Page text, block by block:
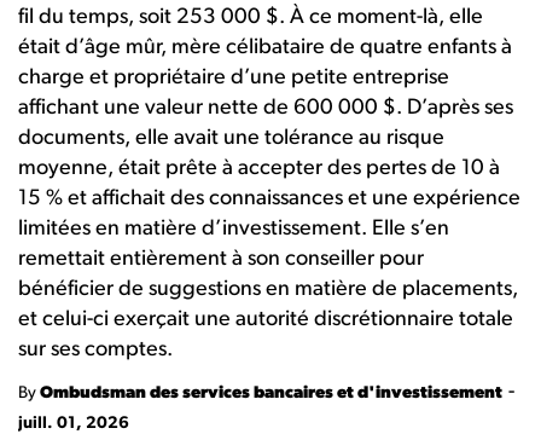
fil du temps, soit 253 000 $. À ce moment-là, elle
était d’âge mûr, mère célibataire de quatre enfants à
charge et propriétaire d’une petite entreprise
affichant une valeur nette de 600 000 $. D’après ses
documents, elle avait une tolérance au risque
moyenne, était prête à accepter des pertes de 10 à
15 % et affichait des connaissances et une expérience
limitées en matière d’investissement. Elle s’en
remettait entièrement à son conseiller pour
bénéficier de suggestions en matière de placements,
et celui-ci exerçait une autorité discrétionnaire totale
sur ses comptes.
By Ombudsman des services bancaires et d'investissement -
juill. 01, 2026